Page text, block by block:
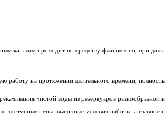
каналам проходит по средству фланцевого, при
работу на протяжении длительного времени,
чистой воды из резервуаров
цены, выгодные условия работы, а